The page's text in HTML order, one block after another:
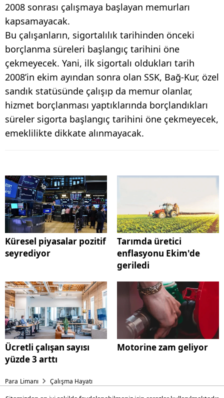
2008 sonrası çalışmaya başlayan memurları
kapsamayacak.
Bu çalışanların, sigortalılık tarihinden önceki
borçlanma süreleri başlangıç tarihini öne
çekmeyecek. Yani, ilk sigortalı oldukları tarih
2008’in ekim ayından sonra olan SSK, Bağ-Kur, özel
sandık statüsünde çalışıp da memur olanlar,
hizmet borçlanması yaptıklarında borçlandıkları
süreler sigorta başlangıç tarihini öne çekmeyecek,
emeklilikte dikkate alınmayacak.
Küresel piyasalar pozitif
seyrediyor
Tarımda üretici
enflasyonu Ekim'de
geriledi
Ücretli çalışan sayısı
yüzde 3 arttı
Motorine zam geliyor
Para Limanı Çalışma Hayatı